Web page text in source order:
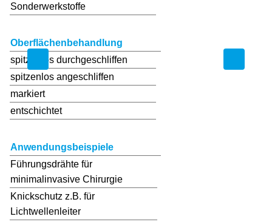
Sonderwerkstoffe
Oberflächenbehandlung
spitzenlos durchgeschliffen
spitzenlos angeschliffen
markiert
entschichtet
Anwendungsbeispiele
Führungsdrähte für
minimalinvasive Chirurgie
Knickschutz z.B. für
Lichtwellenleiter